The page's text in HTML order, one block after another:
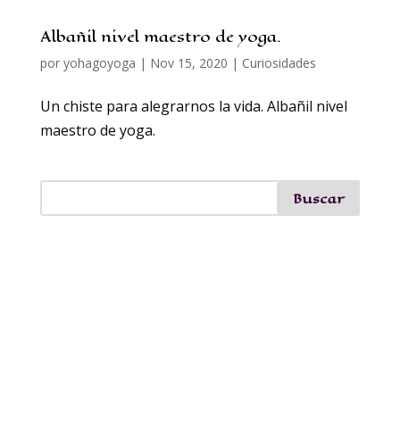
Albañil nivel maestro de yoga.
por yohagoyoga | Nov 15, 2020 | Curiosidades
Un chiste para alegrarnos la vida. Albañil nivel
maestro de yoga.